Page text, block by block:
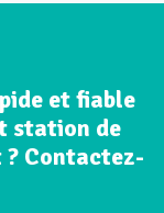
et fiable
station de
Contactez-